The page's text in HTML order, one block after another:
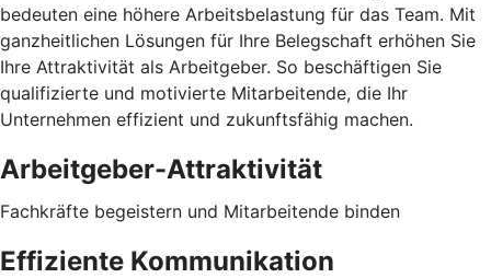
bedeuten eine höhere Arbeitsbelastung für das Team. Mit
ganzheitlichen Lösungen für Ihre Belegschaft erhöhen Sie
Ihre Attraktivität als Arbeitgeber. So beschäftigen Sie
qualifizierte und motivierte Mitarbeitende, die Ihr
Unternehmen effizient und zukunftsfähig machen.
Arbeitgeber-Attraktivität
Fachkräfte begeistern und Mitarbeitende binden
Effiziente Kommunikation